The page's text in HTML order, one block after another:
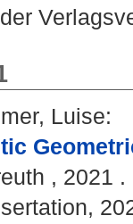
Luise:
, 2021